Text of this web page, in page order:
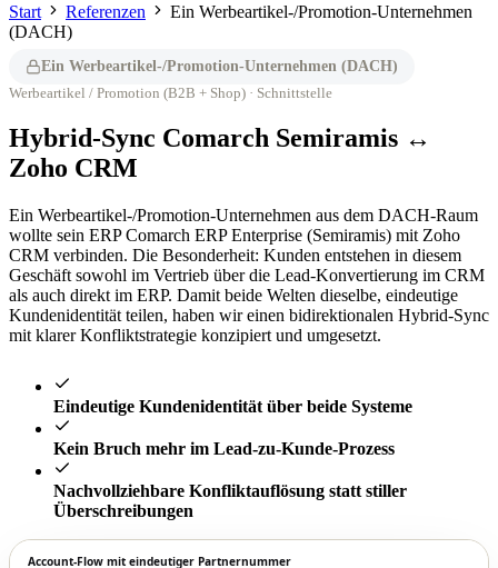
Start Referenzen
Ein Werbeartikel-/Promotion-Unternehmen
(DACH)
Ein Werbeartikel-/Promotion-Unternehmen (DACH)
Werbeartikel / Promotion (B2B + Shop) · Schnittstelle
Hybrid-Sync Comarch Semiramis ↔
Zoho CRM
Ein Werbeartikel-/Promotion-Unternehmen aus dem DACH-Raum
wollte sein ERP Comarch ERP Enterprise (Semiramis) mit Zoho
CRM verbinden. Die Besonderheit: Kunden entstehen in diesem
Geschäft sowohl im Vertrieb über die Lead-Konvertierung im CRM
als auch direkt im ERP. Damit beide Welten dieselbe, eindeutige
Kundenidentität teilen, haben wir einen bidirektionalen Hybrid-Sync
mit klarer Konfliktstrategie konzipiert und umgesetzt.
Eindeutige Kundenidentität über beide Systeme
Kein Bruch mehr im Lead-zu-Kunde-Prozess
Nachvollziehbare Konfliktauflösung statt stiller
Überschreibungen